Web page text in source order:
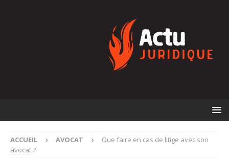
ACCUEIL AVOCAT
Que faire en cas de litige avec son
avocat ?